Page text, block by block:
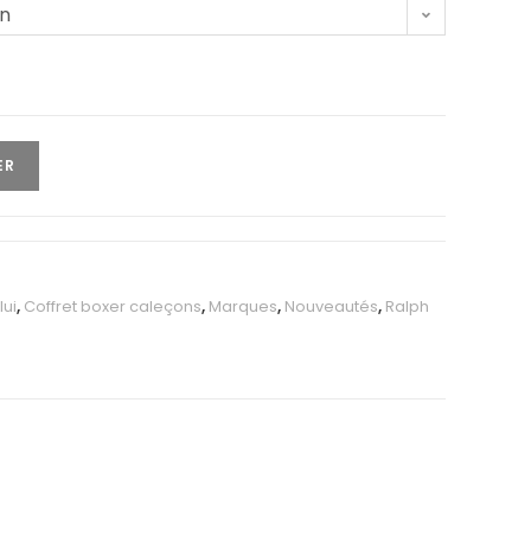
, Coffret boxer caleçons, Marques, Nouveautés, Ralph